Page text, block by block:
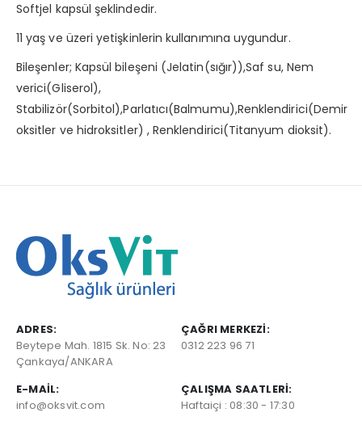
Softjel kapsül şeklindedir.
11 yaş ve üzeri yetişkinlerin kullanımına uygundur.
Bileşenler; Kapsül bileşeni (Jelatin(sığır)),Saf su, Nem
verici(Gliserol),
Stabilizör(Sorbitol),Parlatıcı(Balmumu),Renklendirici(Demir
oksitler ve hidroksitler) , Renklendirici(Titanyum dioksit).
ADRES:
Beytepe Mah. 1815 Sk. No: 23
Çankaya/ANKARA
ÇAĞRI MERKEZI:
0312 223 96 71
E-MAIL:
info@oksvit.com
ÇALIŞMA SAATLERI:
Haftaiçi : 08:30 - 17:30